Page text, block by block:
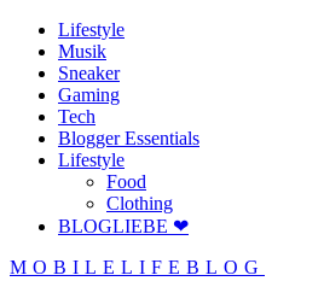
Lifestyle
Musik
Sneaker
Gaming
Tech
Blogger Essentials
Lifestyle
Food
Clothing
BLOGLIEBE ❤
MOBILELIFEBLOG